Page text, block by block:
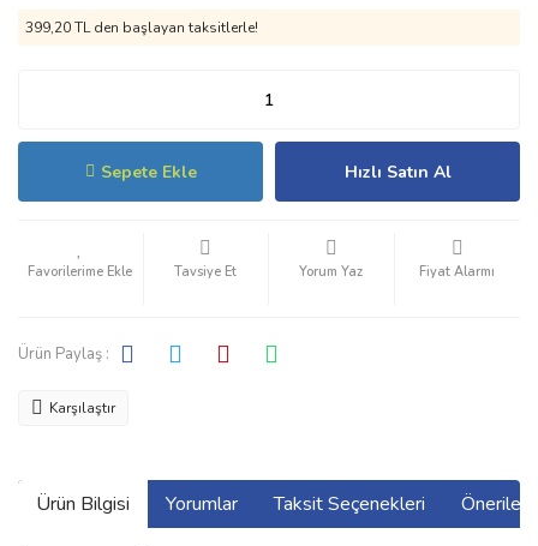
399,20 TL den başlayan taksitlerle!
Sepete Ekle Hızlı Satın Al
Tavsiye Et Yorum Yaz Fiyat Alarmı
Ürün Paylaş :
Karşılaştır
Ürün Bilgisi Yorumlar Taksit Seçenekleri